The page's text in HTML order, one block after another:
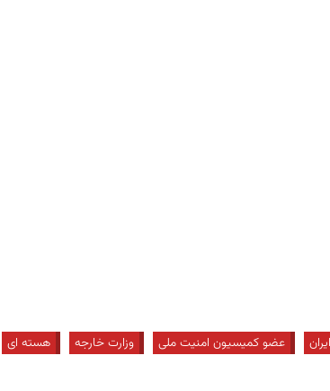
ایران عضو کمیسیون امنیت ملی وزارت خارجه هسته ای